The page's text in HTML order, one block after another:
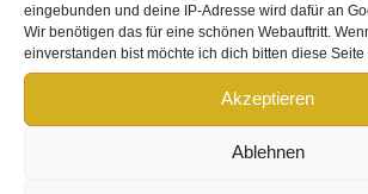
eingebunden und deine IP-Adresse wird dafür an
Wir benötigen das für eine schönen Webauftritt.
einverstanden bist möchte ich dich bitten diese Seite
Akzeptieren
Ablehnen
Name*
Website